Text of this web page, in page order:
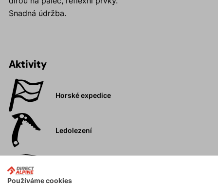
Snadná údržba.
Aktivity
Horské expedice
Ledolezení
Používáme cookies